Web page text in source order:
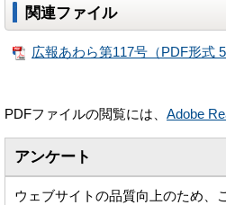
関連ファイル
広報あわら第117号（PDF形式
PDFファイルの閲覧には、 Adobe
アンケート
ウェブサイトの品質向上のため、